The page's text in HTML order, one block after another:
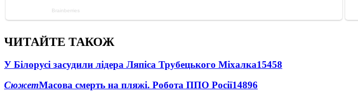
ЧИТАЙТЕ ТАКОЖ
У Білорусі засудили лідера Ляпіса Трубецького Міхалка15458
СюжетМасова смерть на пляжі. Робота ППО Росії14896